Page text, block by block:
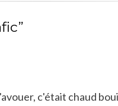
c'était chaud